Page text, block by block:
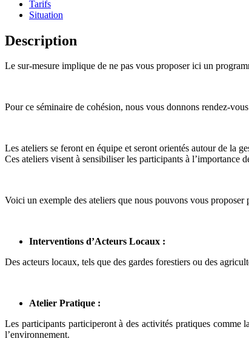
Tarifs
Situation
Description
Le sur-mesure implique de ne pas vous proposer ici un
Pour ce séminaire de cohésion, nous vous donnons rendez-
Les ateliers se feront en équipe et seront orientés autour de la
Ces ateliers visent à sensibiliser les participants à l’importance
Voici un exemple des ateliers que nous pouvons vous proposer
Interventions d’Acteurs Locaux :
Des acteurs locaux, tels que des gardes forestiers ou des
Atelier Pratique :
Les participants participeront à des activités pratiques comme
l’environnement.